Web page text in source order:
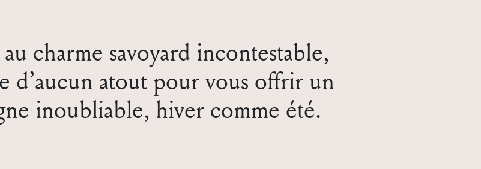
charme savoyard incontestable,
d’aucun atout pour vous offrir un
inoubliable, hiver comme été.